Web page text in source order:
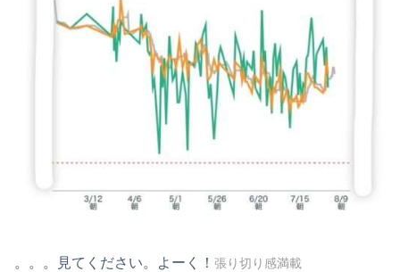
。。。見てください。よーく！ 張り切り感満載